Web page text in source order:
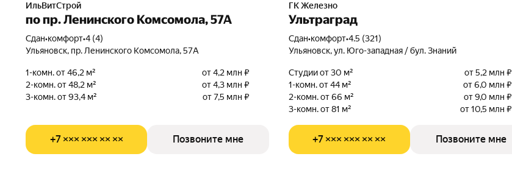
ИльВитСтрой
по пр. Ленинского Комсомола, 57А
Сдан•комфорт•4 (4)
Ульяновск, пр. Ленинского Комсомола, 57А
1-комн. от 46,2 м²
от 4,2 млн ₽
2-комн. от 48,2 м²
от 4,3 млн ₽
3-комн. от 93,4 м²
от 7,5 млн ₽
+7 ××× ××× ×× ×× Позвоните мне
ГК Железно
Ультраград
Сдан•комфорт•4.5 (321)
Ульяновск, ул. Юго-западная / бул. Знаний
Студии от 30 м²
от 5,2 млн ₽
1-комн. от 44 м²
от 6,0 млн ₽
2-комн. от 66 м²
от 9,0 млн ₽
3-комн. от 81 м²
от 10,5 млн ₽
+7 ××× ××× ×× ×× Позвоните мне